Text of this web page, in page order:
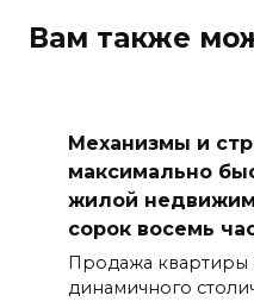
Вам также
Механизмы и
максимально
жилой
сорок восемь
Продажа квартиры
динамичного